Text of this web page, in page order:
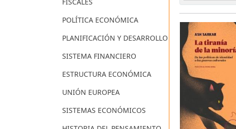
FISCALES
POLÍTICA ECONÓMICA
PLANIFICACIÓN Y DESARROLLO
SISTEMA FINANCIERO
ESTRUCTURA ECONÓMICA
UNIÓN EUROPEA
SISTEMAS ECONÓMICOS